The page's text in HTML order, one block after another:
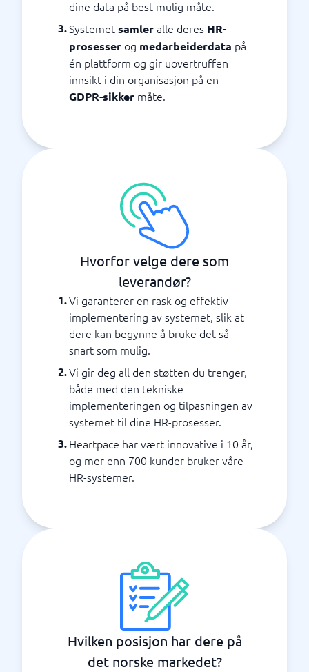
dine data på best mulig måte.
Systemetsamleralle deres HR-
prosesser og medarbeiderdata på
én plattform og gir uovertruffen
innsikt i din organisasjon på en
GDPR-sikker måte.
Hvorfor velge dere som
leverandør?
Vi garanterer en rask og effektiv
implementering av systemet, slik at
dere kan begynne å bruke det så
snart som mulig.
Vi gir deg all den støtten du trenger,
både med den tekniske
implementeringen og tilpasningen av
systemet til dine HR-prosesser.
Heartpace har vært innovative i 10 år,
og mer enn 700 kunder bruker våre
HR-systemer.
Hvilken posisjon har dere på
det norske markedet?